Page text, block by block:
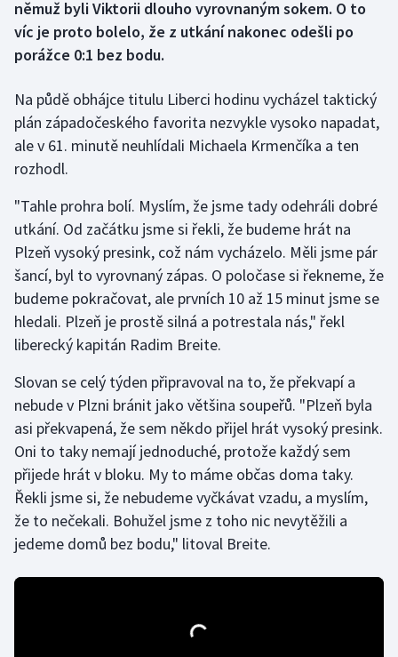
Curling
Dostihy
Florbal
Futsal
Golf
Gymnastika
Házená
Jezdectví
Judo
Krasobruslení
Lezení
Lyže a snowboard
Moderní pětiboj
němuž byli Viktorii dlouho vyrovnaným sokem. O to
víc je proto bolelo, že z utkání nakonec odešli po
porážce 0:1 bez bodu.
Na půdě obhájce titulu Liberci hodinu vycházel taktický
plán západočeského favorita nezvykle vysoko napadat,
ale v 61. minutě neuhlídali Michaela Krmenčíka a ten
rozhodl.
"Tahle prohra bolí. Myslím, že jsme tady odehráli dobré
utkání. Od začátku jsme si řekli, že budeme hrát na
Plzeň vysoký presink, což nám vycházelo. Měli jsme pár
šancí, byl to vyrovnaný zápas. O poločase si řekneme, že
budeme pokračovat, ale prvních 10 až 15 minut jsme se
hledali. Plzeň je prostě silná a potrestala nás," řekl
liberecký kapitán Radim Breite.
Slovan se celý týden připravoval na to, že překvapí a
nebude v Plzni bránit jako většina soupeřů. "Plzeň byla
asi překvapená, že sem někdo přijel hrát vysoký presink.
Oni to taky nemají jednoduché, protože každý sem
přijede hrát v bloku. My to máme občas doma taky.
Řekli jsme si, že nebudeme vyčkávat vzadu, a myslím,
že to nečekali. Bohužel jsme z toho nic nevytěžili a
jedeme domů bez bodu," litoval Breite.